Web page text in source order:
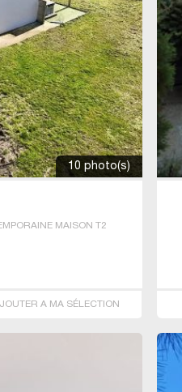
10 photo(s)
MAISON T2
A MA SÉLECTION